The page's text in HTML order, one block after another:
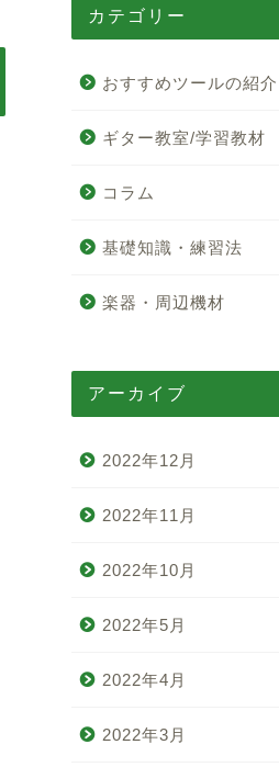
カテゴリー
おすすめツールの紹介
ギター教室/学習教材
コラム
基礎知識・練習法
楽器・周辺機材
アーカイブ
2022年12月
2022年11月
2022年10月
2022年5月
2022年4月
2022年3月